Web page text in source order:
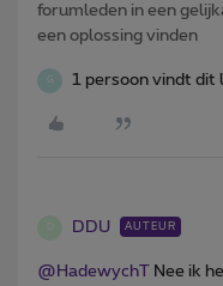
forumleden in een
een oplossing vinden
G 1 persoon vindt dit
DDU AUTEUR
@HadewychT Nee ik